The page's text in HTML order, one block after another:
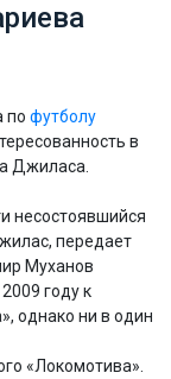
по футболу
в
Джиласа.
несостоявшийся
передает
Муханов
году к
однако ни в один
«Локомотива».